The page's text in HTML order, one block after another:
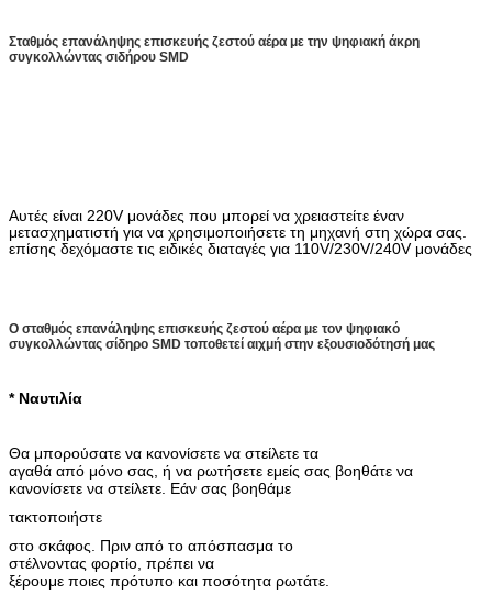
Σταθμός επανάληψης επισκευής ζεστού αέρα με την ψηφιακή άκρη
συγκολλώντας σιδήρου SMD
Αυτές είναι 220V μονάδες που μπορεί να χρειαστείτε έναν
μετασχηματιστή για να χρησιμοποιήσετε τη μηχανή στη χώρα σας.
επίσης δεχόμαστε τις ειδικές διαταγές για 110V/230V/240V μονάδες
Ο σταθμός επανάληψης επισκευής ζεστού αέρα με τον ψηφιακό
συγκολλώντας σίδηρο SMD τοποθετεί αιχμή στην εξουσιοδότησή μας
* Ναυτιλία
Θα μπορούσατε να κανονίσετε να στείλετε τα
αγαθά από μόνο σας, ή να ρωτήσετε εμείς σας βοηθάτε να
κανονίσετε να στείλετε. Εάν σας βοηθάμε
τακτοποιήστε
στο σκάφος. Πριν από το απόσπασμα το
στέλνοντας φορτίο, πρέπει να
ξέρουμε ποιες πρότυπο και ποσότητα ρωτάτε.